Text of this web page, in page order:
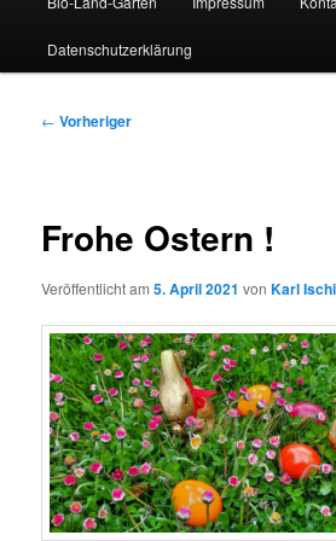
Datenschutzerklärung
Beitragsnavigation
← Vorheriger
Frohe Ostern !
Veröffentlicht am5. April 2021 vonKarl